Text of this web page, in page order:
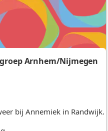
Arnhem/Nijmegen
bij Annemiek in Randwijk.